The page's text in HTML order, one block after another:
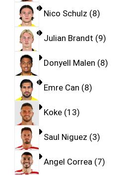
Nico Schulz 8
Julian Brandt 9
Donyell Malen 8
Emre Can 8
Koke 13
Saul Niguez 3
Angel Correa 7